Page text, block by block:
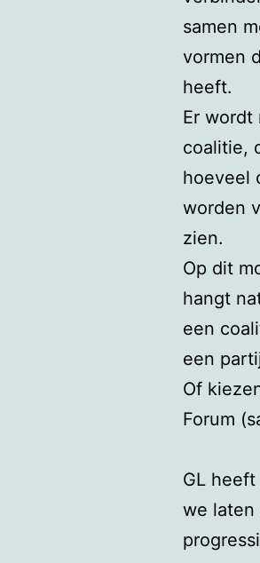
samen
vormen
heeft.
Er wordt
coalitie,
hoeveel
worden
zien.
Op dit
hangt
een
een
Of
Forum
GL
we laten